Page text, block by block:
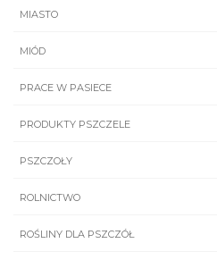
MIASTO
MIÓD
PRACE W PASIECE
PRODUKTY PSZCZELE
PSZCZOŁY
ROLNICTWO
ROŚLINY DLA PSZCZÓŁ